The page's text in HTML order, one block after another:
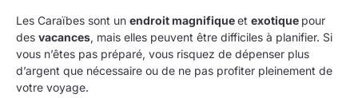
Les Caraïbes sont un endroit magnifiqueet exotique pour
des vacances, mais elles peuvent être difficiles à planifier. Si
vous n’êtes pas préparé, vous risquez de dépenser plus
d’argent que nécessaire ou de ne pas profiter pleinement de
votre voyage.